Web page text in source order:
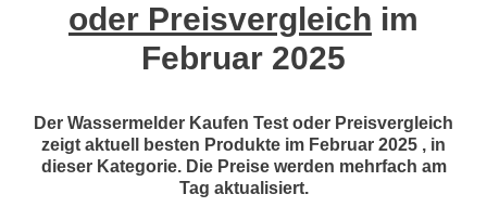
oder Preisvergleich im
Februar 2025
Der Wassermelder Kaufen Test oder Preisvergleich
zeigt aktuell besten Produkte im Februar 2025 , in
dieser Kategorie. Die Preise werden mehrfach am
Tag aktualisiert.